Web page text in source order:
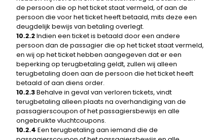
de persoon die op het ticket staat vermeld, of aan de
persoon die voor het ticket heeft betaald, mits deze een
deugdelijk bewijs van betaling overlegt.
10.2.2Indien een ticket is betaald door een andere
persoon dan de passagier die op het ticket staat vermeld,
en wij op het ticket hebben aangegeven dat er een
beperking op terugbetaling geldt, zullen wij alleen
terugbetaling doen aan de persoon die het ticket heeft
betaald of aan diens order.
10.2.3Behalve in geval van verloren tickets, vindt
terugbetaling alleen plaats na overhandiging van de
passagierscoupon of het passagiersbewijs en alle
ongebruikte vluchtcoupons.
10.2.4 Een terugbetaling aan iemand die de